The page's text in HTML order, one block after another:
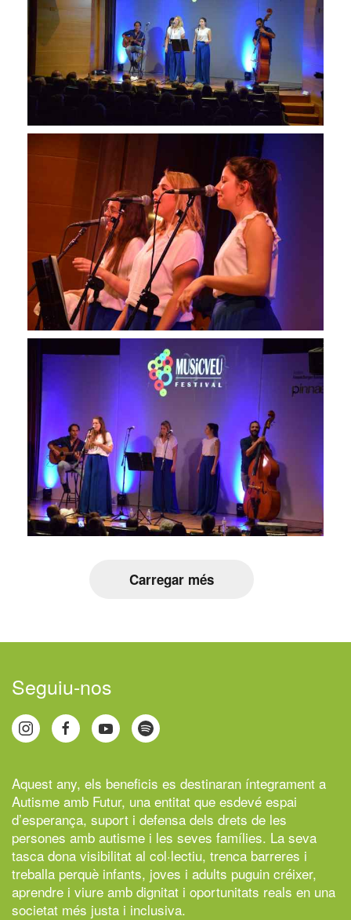
Carregar més
Seguiu-nos
Aquest any, els beneficis es destinaran íntegrament a
Autisme amb Futur, una entitat que esdevé espai
d’esperança, suport i defensa dels drets de les
persones amb autisme i les seves famílies. La seva
tasca dona visibilitat al col·lectiu, trenca barreres i
treballa perquè infants, joves i adults puguin créixer,
aprendre i viure amb dignitat i oportunitats reals en una
societat més justa i inclusiva.